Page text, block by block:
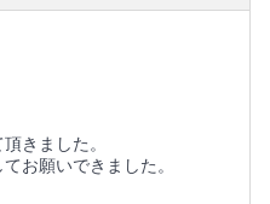
きました。
お願いできました。